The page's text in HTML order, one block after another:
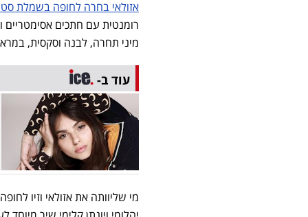
אזולאי בחרה לחופה בשמלת
רומנטית עם חתכים
מיני תחרה, לבנה וסקסית,
עוד ב-
מי שליוותה את אזולאי וזיו